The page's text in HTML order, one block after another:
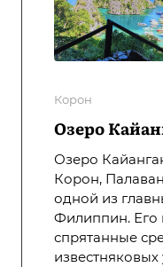
Корон
Озеро
Озеро
Корон,
одной из
Филиппин. Его
спрятанные